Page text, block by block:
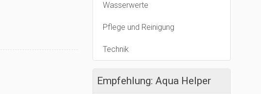
Wasserwerte
Pflege und Reinigung
Technik
Empfehlung: Aqua Helper